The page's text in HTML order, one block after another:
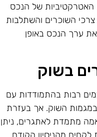
האטרקטיביות של הנכס
השוכרים והשתלבות
ערך הנכס באופן
בשוק
רבות בהתמודדות עם
במגמות השוק. אך בעזרת
מתמדת לאתגרים, ניתן